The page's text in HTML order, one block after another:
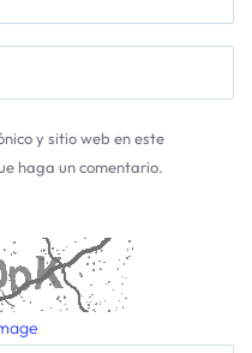
y sitio web en este
haga un comentario.